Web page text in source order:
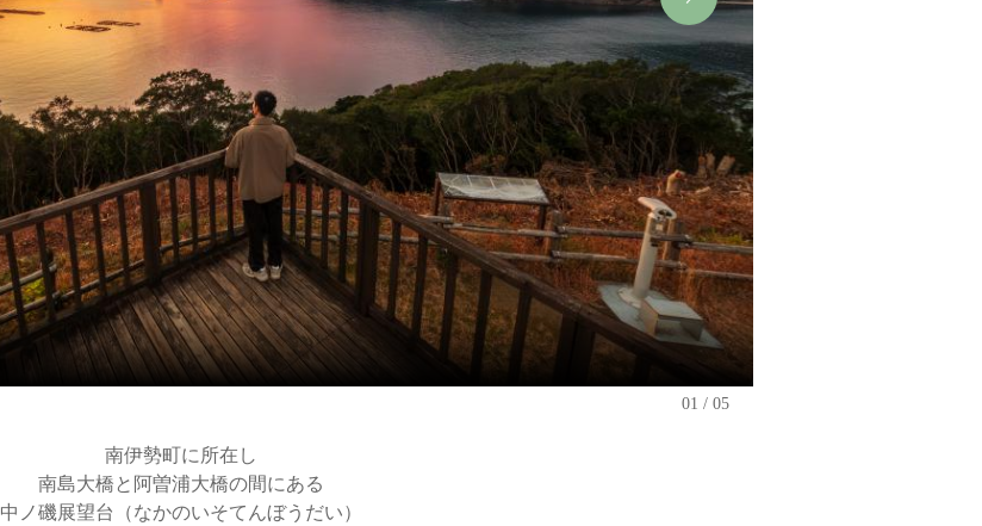
01 05
南伊勢町に所在し
南島大橋と阿曽浦大橋の間にある
中ノ磯展望台（なかのいそてんぼうだい）